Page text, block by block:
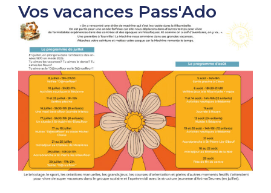
Vos vacances Pass'Ado